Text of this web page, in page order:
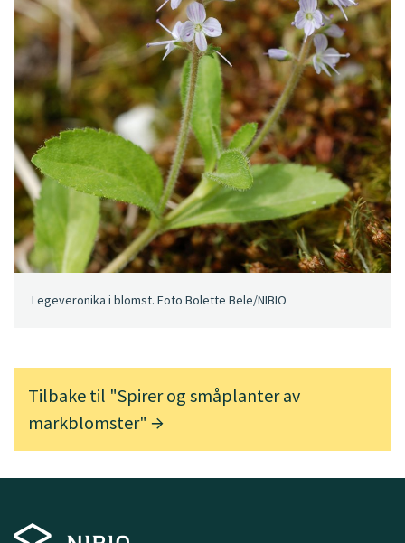
Legeveronika i blomst. Foto Bolette Bele/NIBIO
Tilbake til "Spirer og småplanter av
markblomster"